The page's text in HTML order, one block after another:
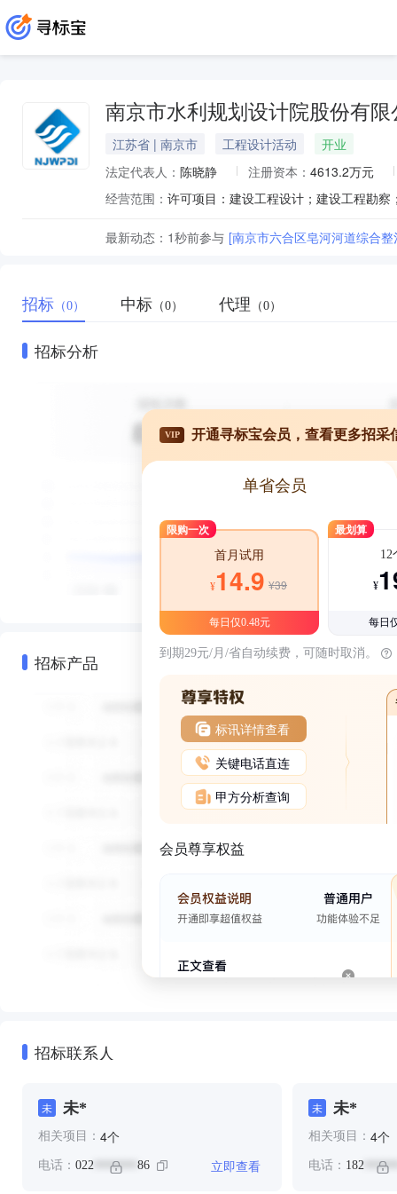
南京市水利规划设计院股份有限
江苏省 | 南京市 工程设计活动
开业
法定代表人： 陈晓静 注册资本： 4613.2万元
经营范围：
最新动态： 1秒前参与 [南京市六合区皂河河道综合
招标 （0） 中标 （0） 代理 （0）
招标分析
招标产品
VIP 开通寻标宝会员，查看更多招采
单省会员
限购一次
首月试用
¥14.9 ¥39
每日仅0.48元
最划算
12
¥
每日
到期29元/月/省自动续费，可随时取消。
标讯详情查看
关键电话直连
甲方分析查询
会员尊享权益
招标联系人
未 未*
相关项目： 4个
电话： 022 ******* 86 立即查看
未 未*
相关项目： 4个
电话： 182